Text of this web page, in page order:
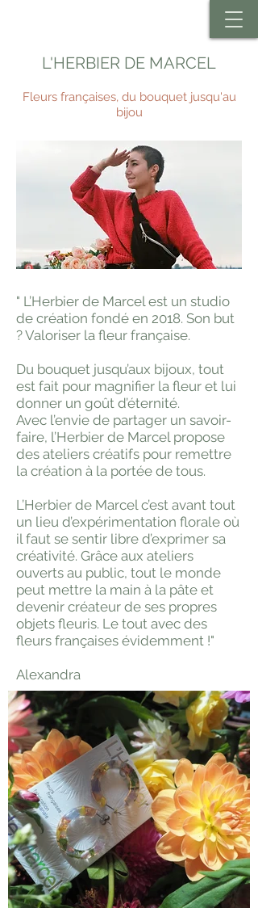
L'HERBIER DE MARCEL
Fleurs françaises, du bouquet jusqu'au
bijou
" L’Herbier de Marcel est un studio
de création fondé en 2018. Son but
? Valoriser la fleur française.
Du bouquet jusqu’aux bijoux, tout
est fait pour magnifier la fleur et lui
donner un goût d’éternité.
Avec l’envie de partager un savoir-
faire, l’Herbier de Marcel propose
des ateliers créatifs pour remettre
la création à la portée de tous.
L’Herbier de Marcel c’est avant tout
un lieu d’expérimentation florale où
il faut se sentir libre d’exprimer sa
créativité. Grâce aux ateliers
ouverts au public, tout le monde
peut mettre la main à la pâte et
devenir créateur de ses propres
objets fleuris. Le tout avec des
fleurs françaises évidemment !"
Alexandra